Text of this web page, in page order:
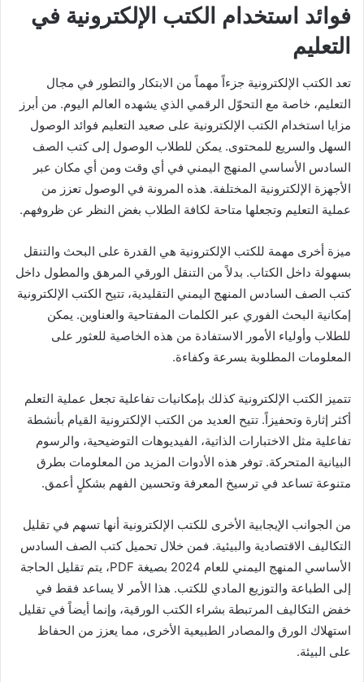
فوائد استخدام الكتب الإلكترونية في
التعليم
تعد الكتب الإلكترونية جزءاً مهماً من الابتكار والتطور في مجال
التعليم، خاصة مع التحوّل الرقمي الذي يشهده العالم اليوم. من أبرز
مزايا استخدام الكتب الإلكترونية على صعيد التعليم فوائد الوصول
السهل والسريع للمحتوى. يمكن للطلاب الوصول إلى كتب الصف
السادس الأساسي المنهج اليمني في أي وقت ومن أي مكان عبر
الأجهزة الإلكترونية المختلفة. هذه المرونة في الوصول تعزز من
عملية التعليم وتجعلها متاحة لكافة الطلاب بغض النظر عن ظروفهم.
ميزة أخرى مهمة للكتب الإلكترونية هي القدرة على البحث والتنقل
بسهولة داخل الكتاب. بدلاً من التنقل الورقي المرهق والمطول داخل
كتب الصف السادس المنهج اليمني التقليدية، تتيح الكتب الإلكترونية
إمكانية البحث الفوري عبر الكلمات المفتاحية والعناوين. يمكن
للطلاب وأولياء الأمور الاستفادة من هذه الخاصية للعثور على
المعلومات المطلوبة بسرعة وكفاءة.
تتميز الكتب الإلكترونية كذلك بإمكانيات تفاعلية تجعل عملية التعلم
أكثر إثارة وتحفيزاً. تتيح العديد من الكتب الإلكترونية القيام بأنشطة
تفاعلية مثل الاختبارات الذاتية، الفيديوهات التوضيحية، والرسوم
البيانية المتحركة. توفر هذه الأدوات المزيد من المعلومات بطرق
متنوعة تساعد في ترسيخ المعرفة وتحسين الفهم بشكلٍ أعمق.
من الجوانب الإيجابية الأخرى للكتب الإلكترونية أنها تسهم في تقليل
التكاليف الاقتصادية والبيئية. فمن خلال تحميل كتب الصف السادس
الأساسي المنهج اليمني للعام 2024 بصيغة PDF، يتم تقليل الحاجة
إلى الطباعة والتوزيع المادي للكتب. هذا الأمر لا يساعد فقط في
خفض التكاليف المرتبطة بشراء الكتب الورقية، وإنما أيضاً في تقليل
استهلاك الورق والمصادر الطبيعية الأخرى، مما يعزز من الحفاظ
على البيئة.